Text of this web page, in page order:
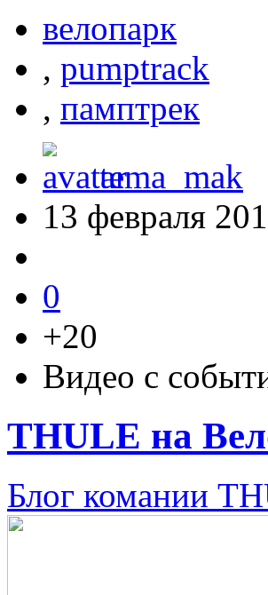
велопарк
, pumptrack
, памптрек
tema_mak
13 февраля
0
+20
Видео с
THULE на
Блог комании